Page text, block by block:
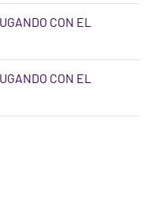
CON EL
CON EL